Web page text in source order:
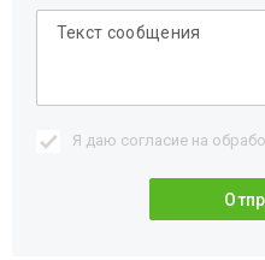
Я даю согласие на